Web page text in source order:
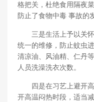
格把关，杜绝食用隔夜
防止了食物中毒 事故的
三是生活上予以关怀
统一的维修，防止蚊虫
清凉油、风油精、仁丹
人员洗澡洗衣次数。
四是在习艺上避开高
开高温闷热时段，适当